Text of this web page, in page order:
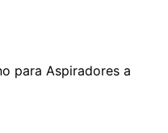
para Aspiradores a